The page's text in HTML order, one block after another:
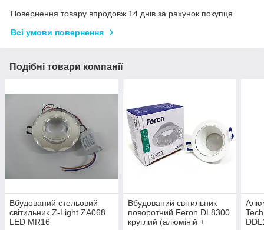
Повернення товару впродовж 14 днів за рахунок покупця
Всі умови повернення
Подібні товари компанії
Вбудований стельовий
світильник Z-Light ZA068
LED MR16
Вбудований світильник
поворотний Feron DL8300
круглий (алюміній +